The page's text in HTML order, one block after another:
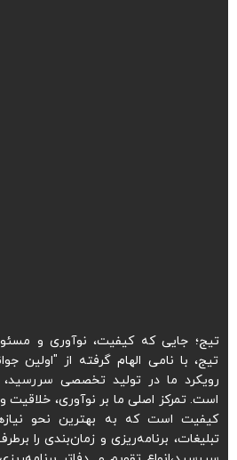
تیج؛ جایی که کیفیت، نوآوری و
تیج، با نامی الهام گرفته از "اولین
رویکرد ما در تولید تخصصی سررسید،
است. تمرکز اصلی ما بر نوآوری، خلاقیت و
کیفیت است که به بهترین نحو
تبلیغات، برنامه‌ریزی و زمان‌بندی را